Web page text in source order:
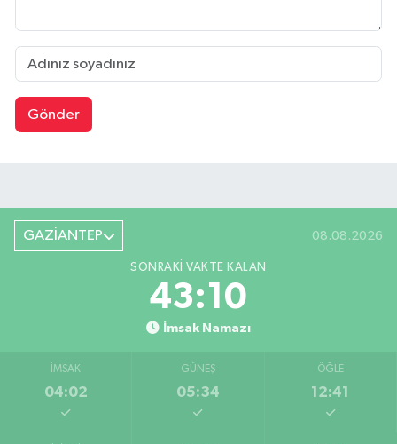
Gönder
GAZİANTEP 08.08.2026
SONRAKI VAKTE KALAN
43:09
İmsak Namazı
İMSAK
04:02
GÜNEŞ
05:34
ÖĞLE
12:41